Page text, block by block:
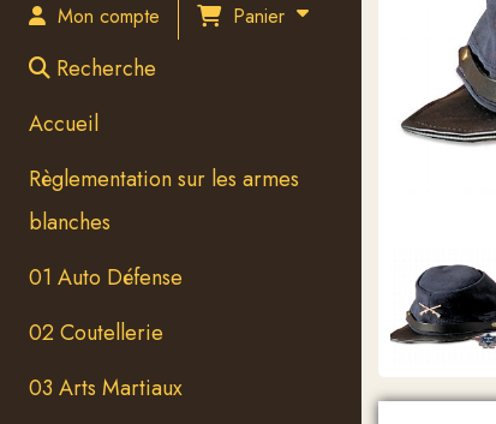
Mon compte Panier
Recherche
Accueil
Règlementation sur les armes
blanches
01 Auto Défense
02 Coutellerie
03 Arts Martiaux